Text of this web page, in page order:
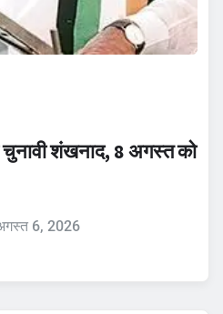
शंखनाद, 8 अगस्त को
6, 2026